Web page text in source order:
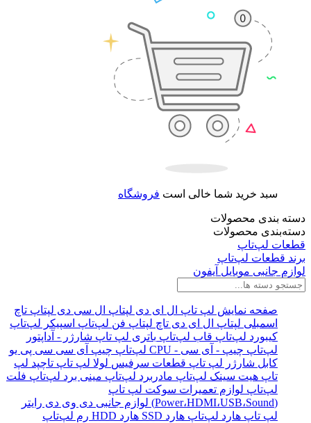
سبد خرید شما خالی است فروشگاه
دسته بندی محصولات
دسته‌بندی محصولات
قطعات لپ‌تاپ
برند قطعات لپ‌تاپ
لوازم جانبی موبایل آیفون
صفحه نمایش لپ‌ تاپ ال ای دی لپتاپ ال سی دی لپتاپ تاچ
اسمبلی لپتاپ ال ای دی تاچ لپتاپ فن لپ‌تاپ اسپیکر لپ‌تاپ
کیبورد لپ‌تاپ قاب لپ‌تاپ باتری لپ‌ تاپ شارژر - آداپتور
لپ‌تاپ چیپ - آی سی - CPU لپ‌تاپ چیپ آی سی سی پی یو
کابل شارژر لپ تاپ قطعات سرفیس لولا لپ‌ تاپ تاچپد لپ
تاپ هیت سینک لپ‌تاپ مادربرد لپ‌تاپ مینی برد لپ‌تاپ فلت
لپ‌تاپ لوازم تعمیرات سوکت لپ تاپ
(Power،HDMI،USB،Sound)
لوازم جانبی دی وی دی رایتر
لپ‌ تاپ هارد لپ‌تاپ هارد SSD هارد HDD رم لپ‌تاپ